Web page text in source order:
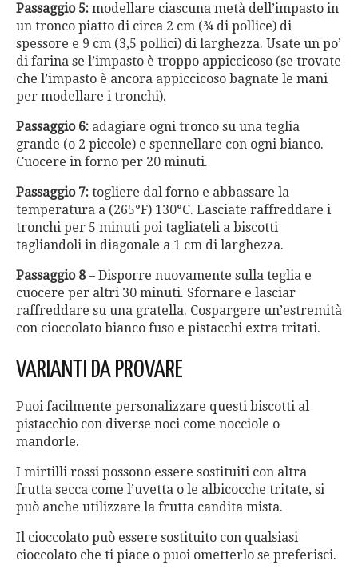
Passaggio 5: modellare ciascuna metà dell’impasto in
un tronco piatto di circa 2 cm (¾ di pollice) di
spessore e 9 cm (3,5 pollici) di larghezza. Usate un po’
di farina se l’impasto è troppo appiccicoso (se trovate
che l’impasto è ancora appiccicoso bagnate le mani
per modellare i tronchi).
Passaggio 6: adagiare ogni tronco su una teglia
grande (o 2 piccole) e spennellare con ogni bianco.
Cuocere in forno per 20 minuti.
Passaggio 7: togliere dal forno e abbassare la
temperatura a (265°F) 130°C. Lasciate raffreddare i
tronchi per 5 minuti poi tagliateli a biscotti
tagliandoli in diagonale a 1 cm di larghezza.
Passaggio 8– Disporre nuovamente sulla teglia e
cuocere per altri 30 minuti. Sfornare e lasciar
raffreddare su una gratella. Cospargere un’estremità
con cioccolato bianco fuso e pistacchi extra tritati.
VARIANTI DA PROVARE
Puoi facilmente personalizzare questi biscotti al
pistacchio con diverse noci come nocciole o
mandorle.
I mirtilli rossi possono essere sostituiti con altra
frutta secca come l’uvetta o le albicocche tritate, si
può anche utilizzare la frutta candita mista.
Il cioccolato può essere sostituito con qualsiasi
cioccolato che ti piace o puoi ometterlo se preferisci.